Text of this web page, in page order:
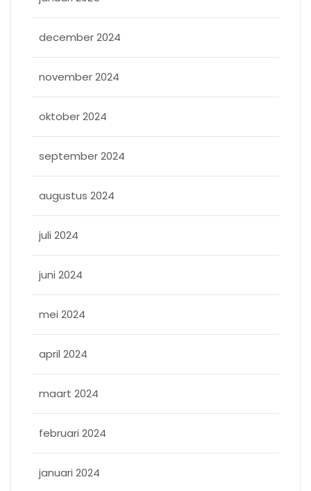
december 2024
november 2024
oktober 2024
september 2024
augustus 2024
juli 2024
juni 2024
mei 2024
april 2024
maart 2024
februari 2024
januari 2024